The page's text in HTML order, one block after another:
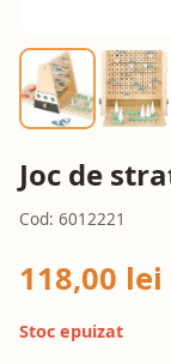
Joc de
Cod: 6012221
118,00 lei
Stoc epuizat